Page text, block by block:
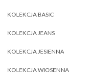
KOLEKCJA BASIC
KOLEKCJA JEANS
KOLEKCJA JESIENNA
KOLEKCJA WIOSENNA